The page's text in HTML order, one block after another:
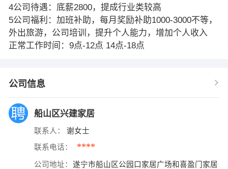
4公司待遇：底薪2800，提成行业类较高
5公司福利：加班补助，每月奖励补助1000-3000不等，
外出旅游，公司培训，提升个人能力，增加个人收入
正常工作时间：9点-12点 14点-18点
公司信息
船山区兴建家居
联系人： 谢女士
联系电话： ****
公司地址：
遂宁市船山区公园口家居广场和喜盈门家居